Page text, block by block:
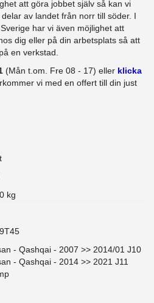
att göra jobbet själv så kan vi
av landet från norr till söder. I
har vi även möjlighet att
dig eller på din arbetsplats så att
en verkstad.
(Mån t.om. Fre 08 - 17) eller klicka
vi med en offert till din just
kg
- Qashqai - 2007 >> 2014/01 J10
- Qashqai - 2014 >> 2021 J11